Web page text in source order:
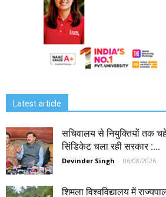
Latest article
सचिवालय से नियुक्तियों तक
सिंडिकेट चला रही सरकार :...
Devinder Singh - 06/08/2026
शिमला विश्वविद्यालय में